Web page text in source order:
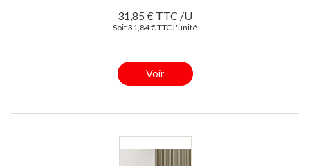
31,85 € TTC /U
Soit 31,84 € TTC L'unité
Voir